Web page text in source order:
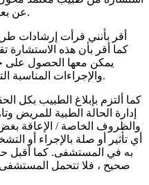
عن بعد وهي مكالمة محادثة فيديو تفاعلية.
أقر بأنني قرأت إرشادات
كما أقر بأن هذه الاستشارة
يمكن معها الحصول على
والإجراءات المناسبة التي يجب تطبيقها في حالات الطوارئ.
كما ألتزم بإبلاغ الطبيب بكل
إدارة الحالة الطبية
والظروف الخاصة / الإعاقة
أي تأثير أو صلة بالإجراء أو
به في المستشفى. كما أقبل
صحيح ، فلا تتحمل المستشفى